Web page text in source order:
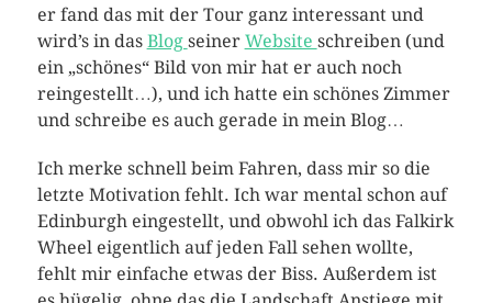
er fand das mit der Tour ganz interessant und
wird’s in das Blog seiner Website schreiben (und
ein „schönes“ Bild von mir hat er auch noch
reingestellt…), und ich hatte ein schönes Zimmer
und schreibe es auch gerade in mein Blog…
Ich merke schnell beim Fahren, dass mir so die
letzte Motivation fehlt. Ich war mental schon auf
Edinburgh eingestellt, und obwohl ich das Falkirk
Wheel eigentlich auf jeden Fall sehen wollte,
fehlt mir einfache etwas der Biss. Außerdem ist